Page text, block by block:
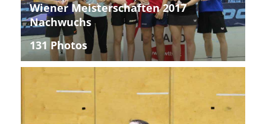
Wiener Meisterschaften 2017
Nachwuchs
131 Photos